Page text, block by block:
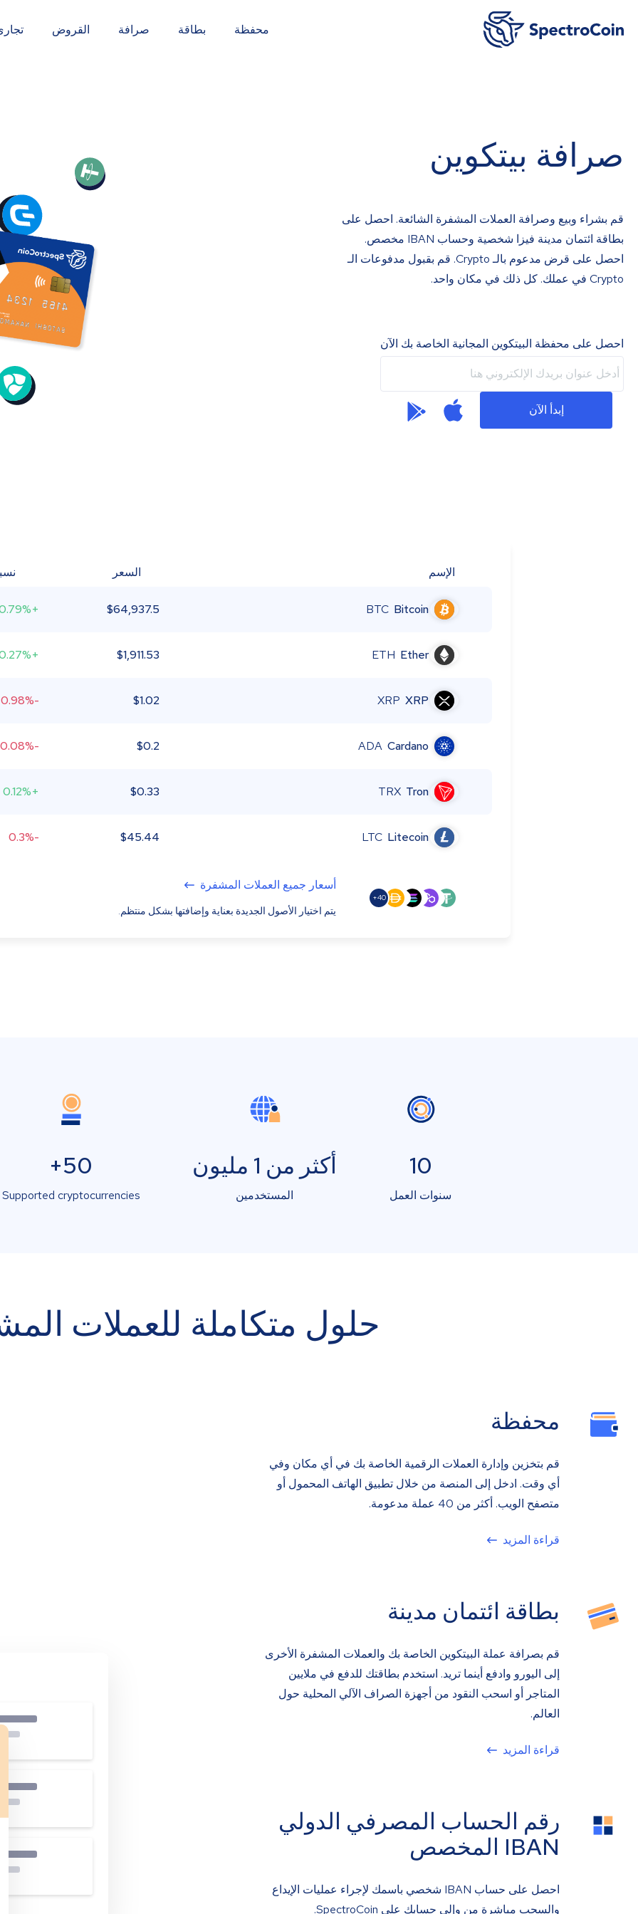
محفظة بطاقة صرافة القروض
صرافة بيتكوين
قم بشراء وبيع وصرافة العملات المشفرة الشائعة. احصل على
بطاقة ائتمان مدينة فيزا شخصية وحساب IBAN مخصص.
احصل على قرض مدعوم بالـ Crypto. قم بقبول مدفوعات الـ
Crypto في عملك. كل ذلك في مكان واحد.
احصل على محفظة البيتكوين المجانية الخاصة بك الآن
إبدأ الآن
الإسم السعر
Bitcoin
BTC
$64,937.5
+0.79%
Ether
ETH
$1,911.53
+0.27%
XRP
XRP
$1.02
-0.98%
Cardano
ADA
$0.2
-0.08%
Tron
TRX
$0.33
+0.12%
Litecoin
LTC
$45.44
-0.3%
40+
أسعار جميع العملات المشفرة
يتم اختيار الأصول الجديدة بعناية وإضافتها بشكل منتظم.
10
سنوات العمل
أكثر من 1 مليون
المستخدمين
50+
Supported cryptocurrencies
حلول متكاملة للعملات
محفظة
قم بتخزين وإدارة العملات الرقمية الخاصة بك في أي مكان وفي
أي وقت. ادخل إلى المنصة من خلال تطبيق الهاتف المحمول أو
متصفح الويب. أكثر من 40 عملة مدعومة.
قراءة المزيد
بطاقة ائتمان مدينة
قم بصرافة عملة البيتكوين الخاصة بك والعملات المشفرة الأخرى
إلى اليورو وادفع أينما تريد. استخدم بطاقتك للدفع في ملايين
المتاجر أو اسحب النقود من أجهزة الصراف الآلي المحلية حول
العالم.
قراءة المزيد
رقم الحساب المصرفي الدولي
IBAN المخصص
احصل على حساب IBAN شخصي باسمك لإجراء عمليات الإيداع
والسحب مباشرة من وإلى حسابك على SpectroCoin.